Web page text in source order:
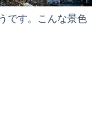
です。こんな景色